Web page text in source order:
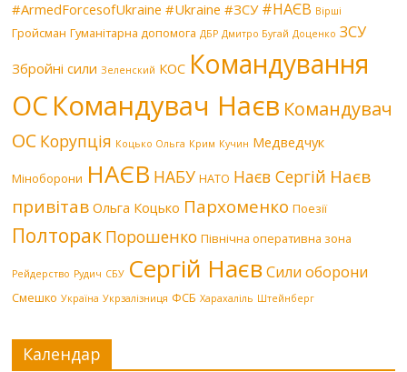
#ArmedForcesofUkraine #Ukraine #ЗСУ #НАЄВ Вірші
Гройсман Гуманітарна допомога ДБР Дмитро Бугай Доценко ЗСУ
Збройні сили Зеленский КОС Командування
ОС Командувач Наєв Командувач
ОС Корупція Коцько Ольга Крим Кучин Медведчук
Міноборони НАЄВ НАБУ НАТО Наєв Сергій Наєв
привітав Ольга Коцько Пархоменко Поезії
Полторак Порошенко Північна оперативна зона
Рейдерство Рудич СБУ Сергій Наєв Сили оборони
Смешко Україна Укрзалізниця ФСБ Харахаліль Штейнберг
Календар